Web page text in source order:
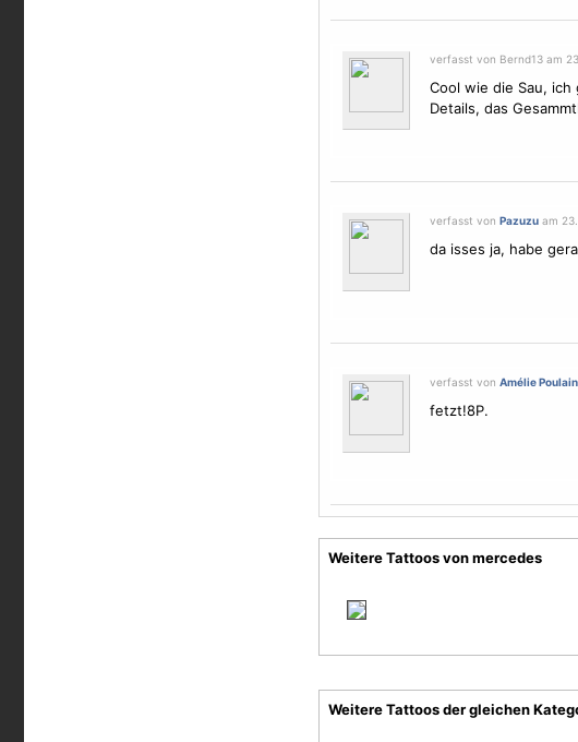
verfasst von Bernd13 am
Cool wie die Sau,
Details, das
verfasst von Pazuzuam 23.
da isses ja, habe
verfasst von Amélie Poulain
fetzt!8P.
Weitere Tattoos von mercedes
Weitere Tattoos der gleichen